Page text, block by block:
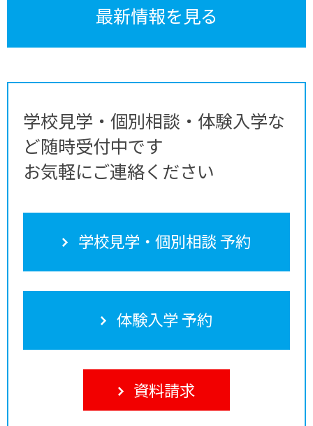
最新情報を見る
学校見学・個別相談・体験入学な
ど随時受付中です
お気軽にご連絡ください
学校見学・個別相談 予約
体験入学 予約
資料請求